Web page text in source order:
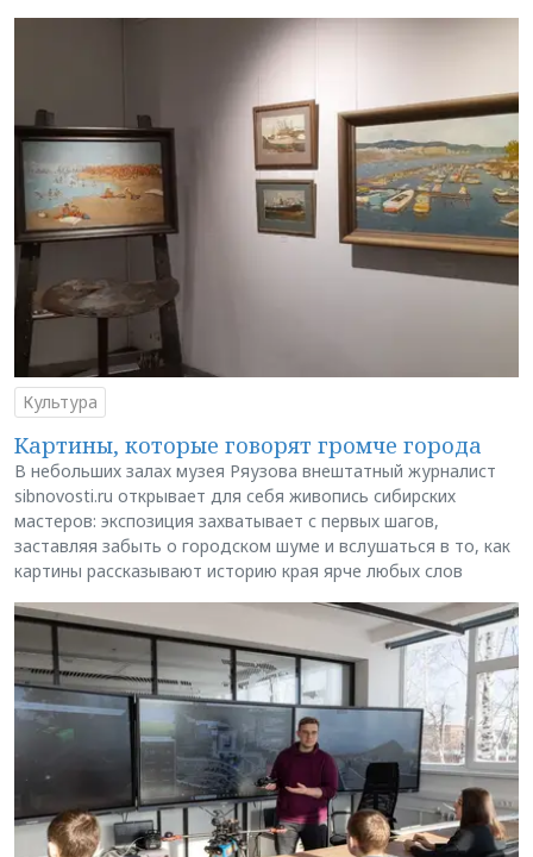
Культура
Картины, которые говорят громче города
В небольших залах музея Ряузова внештатный журналист
sibnovosti.ru открывает для себя живопись сибирских
мастеров: экспозиция захватывает с первых шагов,
заставляя забыть о городском шуме и вслушаться в то, как
картины рассказывают историю края ярче любых слов